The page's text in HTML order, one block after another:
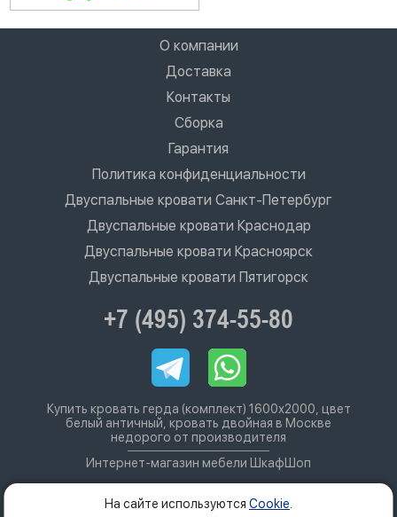
О компании
Доставка
Контакты
Сборка
Гарантия
Политика конфиденциальности
Двуспальные кровати Санкт-Петербург
Двуспальные кровати Краснодар
Двуспальные кровати Красноярск
Двуспальные кровати Пятигорск
+7 (495) 374-55-80
Купить кровать герда (комплект) 1600х2000, цвет
белый античный, кровать двойная в Москве
недорого от производителя
Интернет-магазин мебели ШкафШоп
На сайте используются Cookie